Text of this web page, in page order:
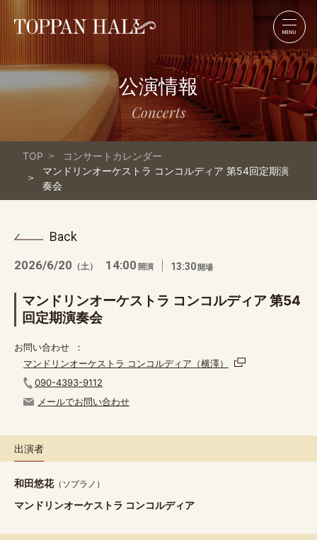
MENU
公演情報
Concerts
TOP
コンサートカレンダー
マンドリンオーケストラ コンコルディア 第54回定期演
奏会
Back
2026/6/20 （土） 14:00 開演 13:30 開場
マンドリンオーケストラ コンコルディア 第54
回定期演奏会
お問い合わせ
マンドリンオーケストラ コンコルディア（横澤）
090-4393-9112
メールでお問い合わせ
出演者
和田悠花（ソプラノ）
マンドリンオーケストラ コンコルディア